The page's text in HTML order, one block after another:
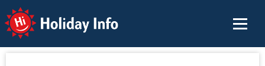
Holiday Info